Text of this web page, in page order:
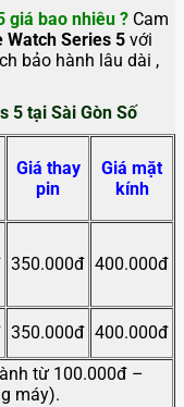
giá bao nhiêu ? Cam
Series 5 với
bảo hành lâu dài ,
5 tại Sài Gòn Số
Giá thay
pin
Giá mặt
kính
350.000đ 400.000đ
350.000đ 400.000đ
từ 100.000đ –
máy).